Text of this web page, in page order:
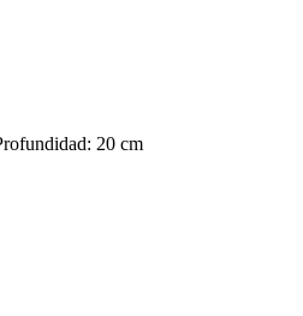
20 cm